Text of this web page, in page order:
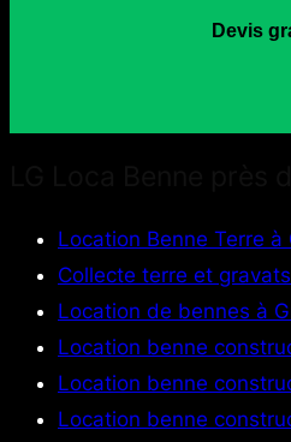
Devis
Location Benne Terre à
Collecte terre et
Location de bennes à
Location benne
Location benne
Location benne